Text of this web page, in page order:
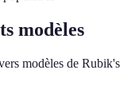
modèles
modèles de Rubik's